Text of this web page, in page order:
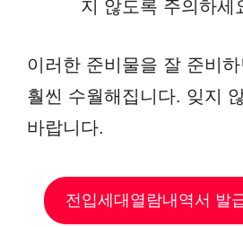
지 않도록 주의하세
이러한 준비물을 잘 준비
훨씬 수월해집니다. 잊지
바랍니다.
전입세대열람내역서 발